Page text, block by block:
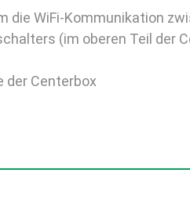
WiFi-Kommunikation
(im oberen Teil der
der Centerbox